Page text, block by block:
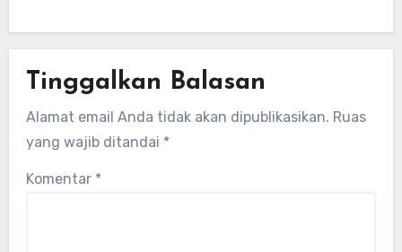
Tinggalkan Balasan
Alamat email Anda tidak akan dipublikasikan. Ruas
yang wajib ditandai *
Komentar *